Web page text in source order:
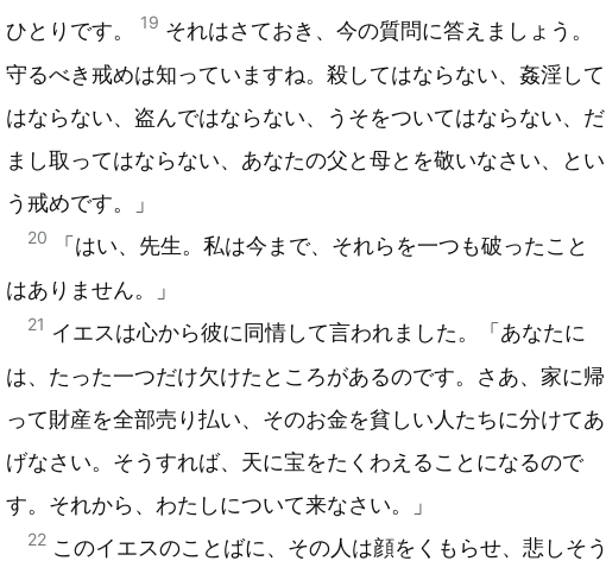
ひとりです。
19 それはさておき、今の質問に答えましょう。
守るべき戒めは知っていますね。殺してはならない、姦淫して
はならない、盗んではならない、うそをついてはならない、だ
まし取ってはならない、あなたの父と母とを敬いなさい、とい
う戒めです。」
20
「はい、先生。私は今まで、それらを一つも破ったこと
はありません。」
21 イエスは心から彼に同情して言われました。「あなたに
は、たった一つだけ欠けたところがあるのです。さあ、家に帰
って財産を全部売り払い、そのお金を貧しい人たちに分けてあ
げなさい。そうすれば、天に宝をたくわえることになるので
す。それから、わたしについて来なさい。」
22 このイエスのことばに、その人は顔をくもらせ、悲しそう